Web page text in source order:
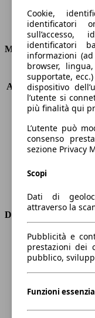
Consumi
Motore e Prestazioni
KW (PS)
Accelerazione (0-100
Velocità massima
Numero di marce
Coppia
Cilindrata
Carburante
Trasmissione
Dimensioni
Lunghezza
Altezza
Larghezza
Peso massimo
Cookie,
identificatori
sull’accesso,
identificatori
informazioni
browser,
supportate,
dispositivo
l’utente si
più finalità qui
L’utente può
consenso
sezione Privacy
Scopi
Dati di
attraverso la
Pubblicità e
prestazioni dei
pubblico,
Funzioni